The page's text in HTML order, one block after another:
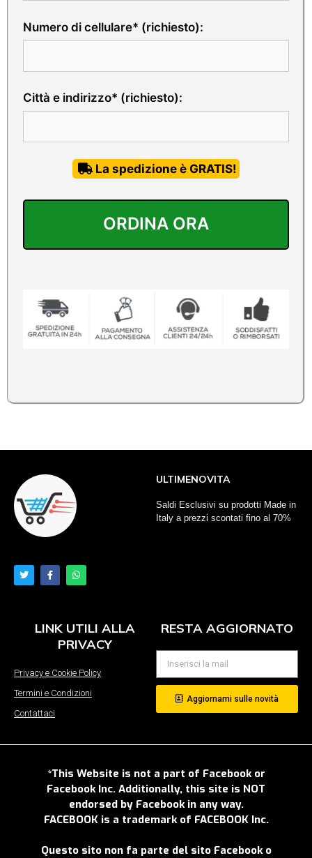
Numero di cellulare* (richiesto):
Città e indirizzo* (richiesto):
La spedizione è GRATIS!
ULTIMENOVITA
Saldi Esclusivi su prodotti Made in
Italy a prezzi scontati fino al 70%
LINK UTILI ALLA
PRIVACY
Privacy e Cookie Policy
Termini e Condizioni
Contattaci
RESTA AGGIORNATO
Aggiornami sulle novità
*This Website is not a part of Facebook or
Facebook Inc. Additionally, this site is NOT
endorsed by Facebook in any way.
FACEBOOK is a trademark of FACEBOOK Inc.
Questo sito non fa parte del sito Facebook o